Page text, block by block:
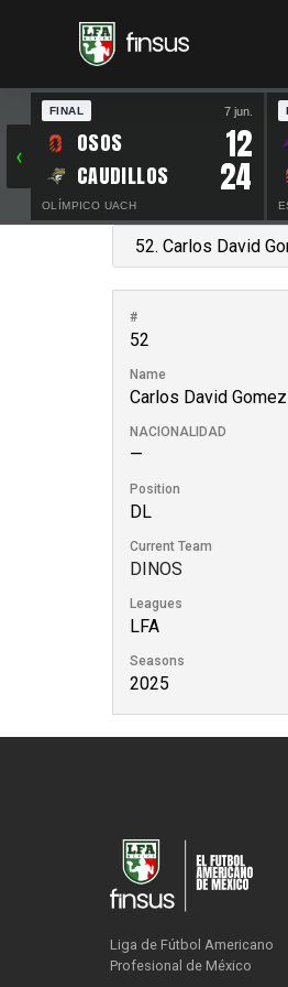
‹
FINAL 7 jun.
OSOS 12
CAUDILLOS 24
OLÍMPICO UACH
#
52
Name
Carlos David
NACIONALIDAD
—
Position
DL
Current Team
DINOS
Leagues
LFA
Seasons
2025
Liga de Fútbol Americano
Profesional de México